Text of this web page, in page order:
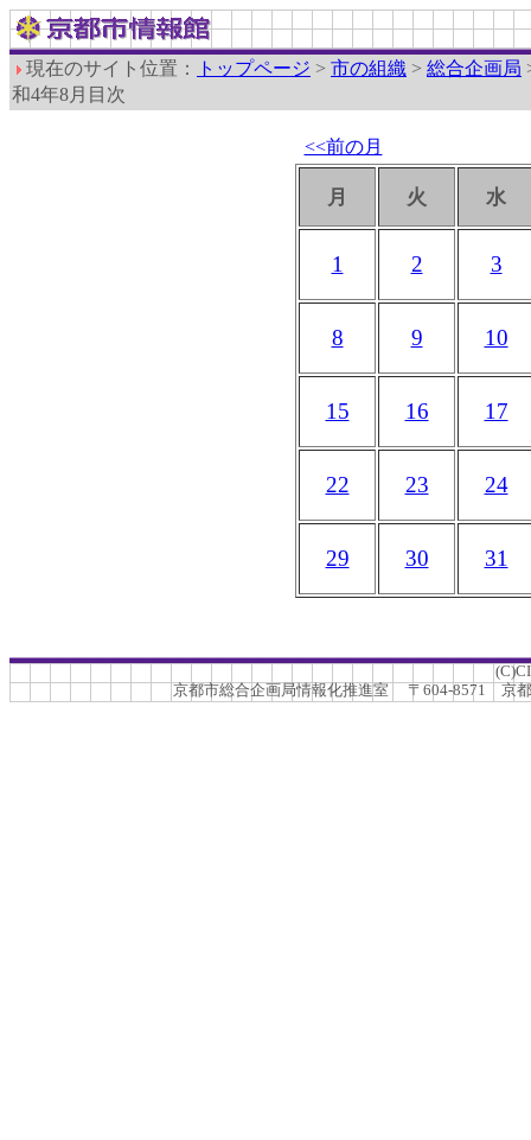
現在のサイト位置： トップページ > 市の組織 > 総合企画局
和4年8月目次
<<前の月
月 火 水
1 2 3
8 9 10
15 16 17
22 23 24
29 30 31
京都市総合企画局情報化推進室 〒604-8571 京